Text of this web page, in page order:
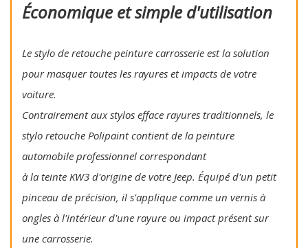
Économique et simple d'utilisation
Le stylo de retouche peinture carrosserie est la solution
pour masquer toutes les rayures et impacts de votre
voiture.
Contrairement aux stylos efface rayures traditionnels, le
stylo retouche Polipaint contient de la peinture
automobile professionnel correspondant
à la teinte KW3 d'origine de votre Jeep. Équipé d'un petit
pinceau de précision, il s'applique comme un vernis à
ongles à l'intérieur d'une rayure ou impact présent sur
une carrosserie.